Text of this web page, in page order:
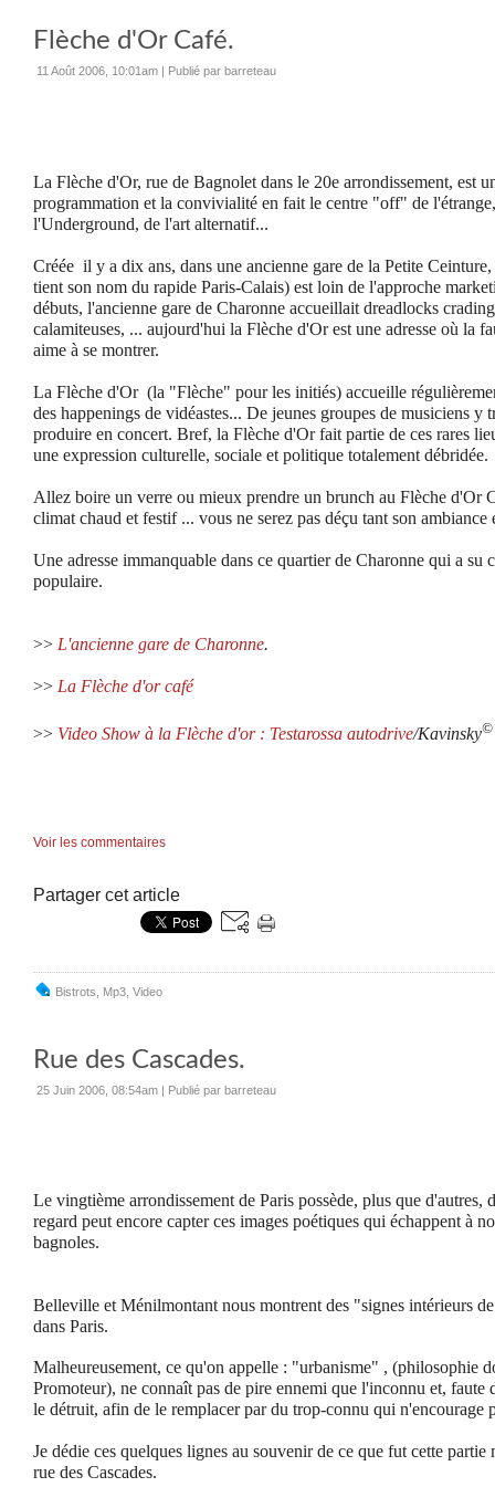
Flèche d'Or Café.
11 Août 2006, 10:01am | Publié par barreteau
La Flèche d'Or, rue de Bagnolet dans le 20e arrondissement, est
programmation et la convivialité en fait le centre "off" de
l'Underground, de l'art alternatif...
Créée il y a dix ans, dans une ancienne gare de la Petite
tient son nom du rapide Paris-Calais) est loin de l'approche
débuts, l'ancienne gare de Charonne accueillait dreadlocks
calamiteuses, ... aujourd'hui la Flèche d'Or est une adresse où la
aime à se montrer.
La Flèche d'Or (la "Flèche" pour les initiés) accueille
des happenings de vidéastes... De jeunes groupes de musiciens y
produire en concert. Bref, la Flèche d'Or fait partie de ces rares
une expression culturelle, sociale et politique totalement débridée.
Allez boire un verre ou mieux prendre un brunch au Flèche d'Or
climat chaud et festif ... vous ne serez pas déçu tant son ambiance
Une adresse immanquable dans ce quartier de Charonne qui a su
populaire.
>> L'ancienne gare de Charonne.
>> La Flèche d'or café
>> Video Show à la Flèche d'or : Testarossa autodrive/Kavinsky©
Voir les commentaires
Partager cet article
Bistrots Mp3 Video
Rue des Cascades.
25 Juin 2006, 08:54am Publié par barreteau
Le vingtième arrondissement de Paris possède, plus que d'autres,
regard peut encore capter ces images poétiques qui échappent à
bagnoles.
Belleville et Ménilmontant nous montrent des "signes intérieurs
dans Paris.
Malheureusement, ce qu'on appelle : "urbanisme" , (philosophie
Promoteur), ne connaît pas de pire ennemi que l'inconnu et,
le détruit, afin de le remplacer par du trop-connu qui n'encourage
Je dédie ces quelques lignes au souvenir de ce que fut cette partie
rue des Cascades.